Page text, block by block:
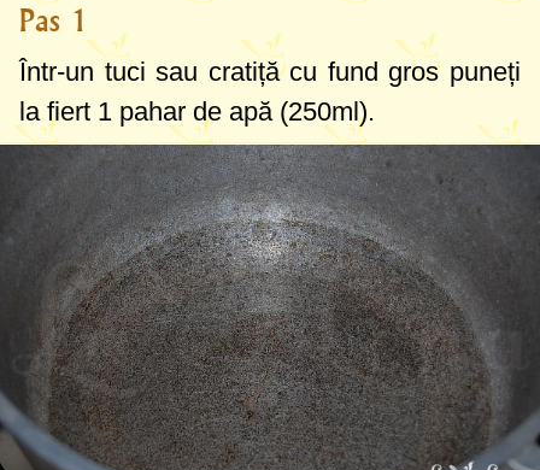
Pas 1
Într-un tuci sau cratiță cu fund gros puneți
la fiert 1 pahar de apă (250ml).